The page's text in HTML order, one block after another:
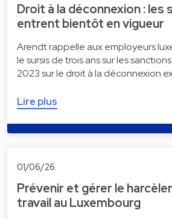
Droit à la déconnexion : les
entrent bientôt en vigueur
Arendt rappelle aux employeurs
le sursis de trois ans sur les
2023 sur le droit à la déconnexion
Lire plus
01/06/26
Prévenir et gérer le
travail au Luxembourg